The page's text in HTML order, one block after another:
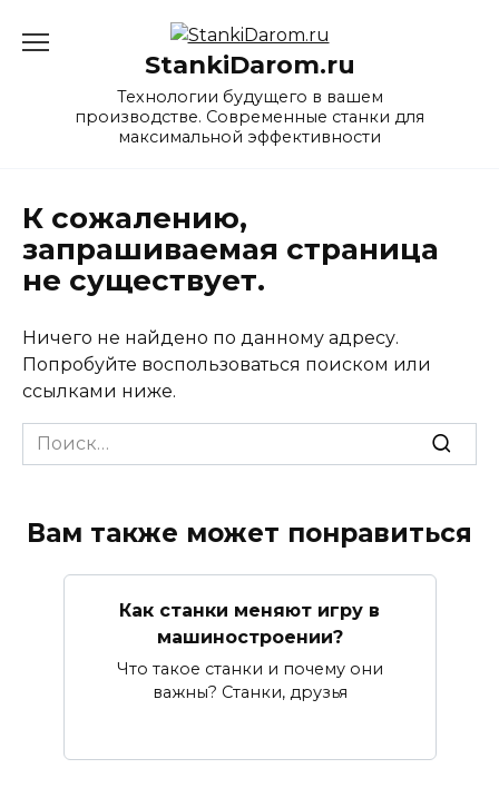
StankiDarom.ru
Технологии будущего в вашем
производстве. Современные станки для
максимальной эффективности
К сожалению,
запрашиваемая страница
не существует.
Ничего не найдено по данному адресу.
Попробуйте воспользоваться поиском или
ссылками ниже.
Search
for:
Вам также может понравиться
Как станки меняют игру в
машиностроении?
Что такое станки и почему они
важны? Станки, друзья